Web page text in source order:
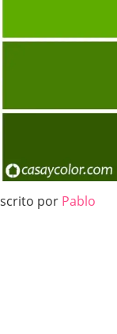
por Pablo